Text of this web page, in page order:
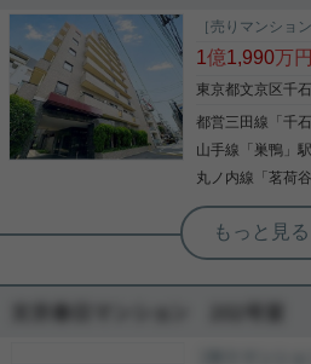
ファミリーに最
プ 室内はリノベーション ・食洗機付きシステムキッ
レ交換 ・エアコ
り替え アフターサービス保証済みで、住んでからも
安心です。 是非
◆4路線利用
LDK◆トラ
［売りマンション
1億1,990万円
東京都文京区千
都営三田線 「千石
山手線 「 巣鴨 」
丸ノ内線 「茗荷谷
実用春日ホーム 富坂サテライト 三木愛
◆2026年フ
千石「猫又坂」
会員限定